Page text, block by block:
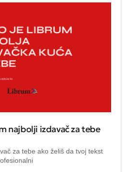
najbolji izdavač za tebe
za tebe ako želiš da tvoj tekst